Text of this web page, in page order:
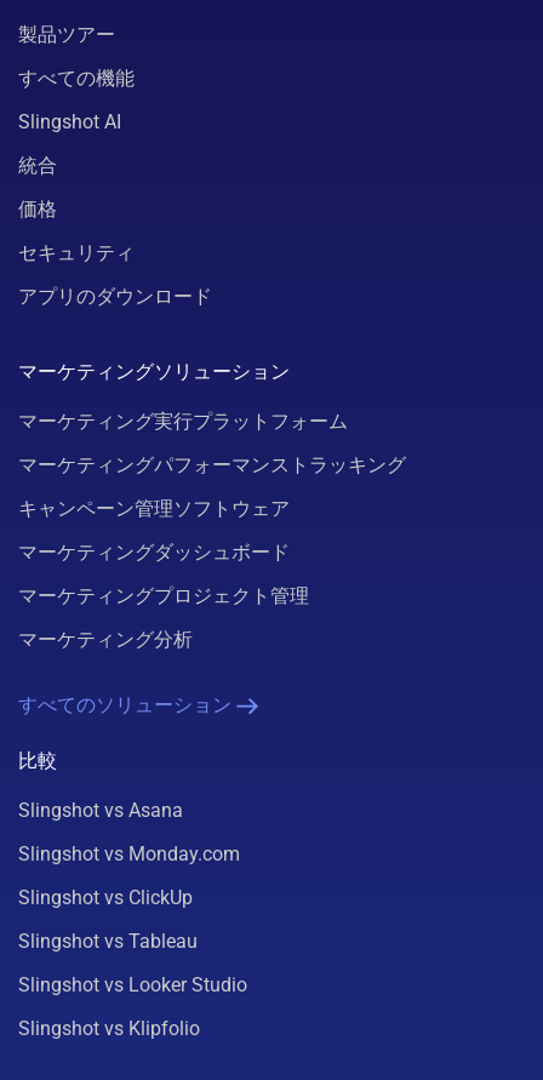
製品ツアー
すべての機能
Slingshot AI
統合
価格
セキュリティ
アプリのダウンロード
マーケティングソリューション
マーケティング実行プラットフォーム
マーケティングパフォーマンストラッキング
キャンペーン管理ソフトウェア
マーケティングダッシュボード
マーケティングプロジェクト管理
マーケティング分析
すべてのソリューション
比較
Slingshot vs Asana
Slingshot vs Monday.com
Slingshot vs ClickUp
Slingshot vs Tableau
Slingshot vs Looker Studio
Slingshot vs Klipfolio